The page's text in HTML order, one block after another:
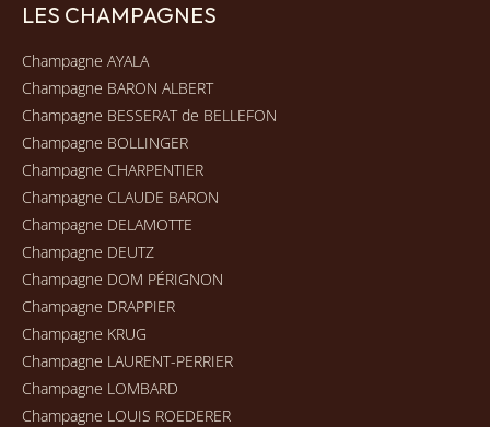
LES CHAMPAGNES
Champagne AYALA
Champagne BARON ALBERT
Champagne BESSERAT de BELLEFON
Champagne BOLLINGER
Champagne CHARPENTIER
Champagne CLAUDE BARON
Champagne DELAMOTTE
Champagne DEUTZ
Champagne DOM PÉRIGNON
Champagne DRAPPIER
Champagne KRUG
Champagne LAURENT-PERRIER
Champagne LOMBARD
Champagne LOUIS ROEDERER